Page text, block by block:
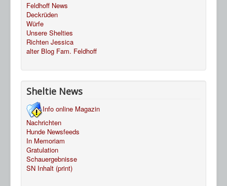
Feldhoff News
Deckrüden
Würfe
Unsere Shelties
Richten Jessica
alter Blog Fam. Feldhoff
Sheltie News
Info online Magazin
Nachrichten
Hunde Newsfeeds
In Memoriam
Gratulation
Schauergebnisse
SN Inhalt (print)